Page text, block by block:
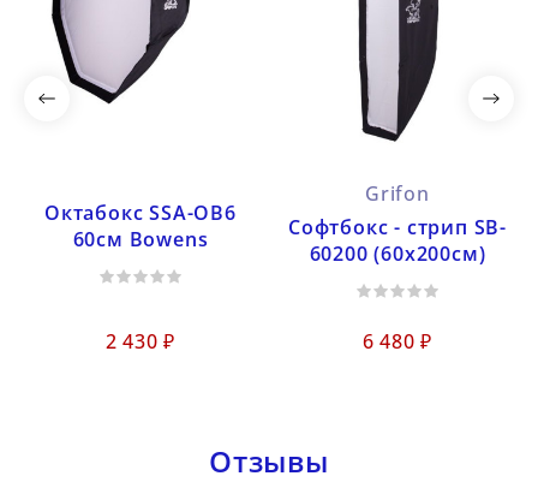
Октабокс SSA-OB6
60см Bowens
2 430 ₽
Grifon
Софтбокс - стрип SB-
60200 (60х200см)
6 480 ₽
Отзывы